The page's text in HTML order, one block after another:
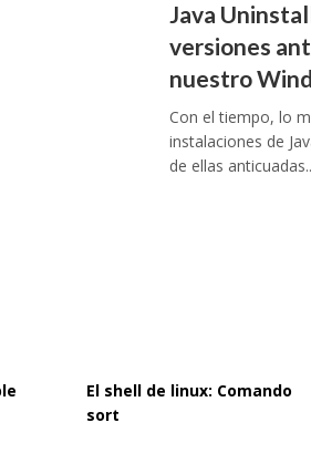
Java
versiones
nuestro
Con el tiempo, lo
instalaciones de
de ellas
El shell de linux: Comando
sort